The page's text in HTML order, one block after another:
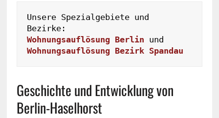
Unsere Spezialgebiete und
Wohnungsauflösung Berlin
Wohnungsauflösung Bezirk Spandau
Geschichte und Entwicklung von
Berlin-Haselhorst